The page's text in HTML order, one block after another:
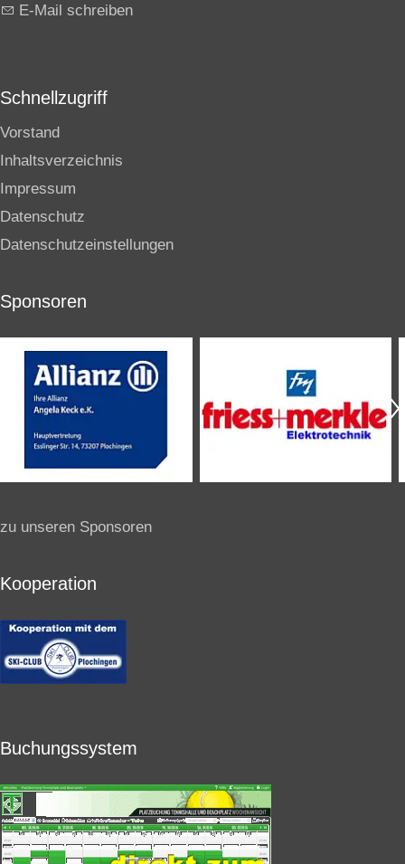
E-Mail schreiben
Schnellzugriff
Vorstand
Inhaltsverzeichnis
Impressum
Datenschutz
Datenschutzeinstellungen
Sponsoren
zu unseren Sponsoren
Kooperation
Buchungssystem